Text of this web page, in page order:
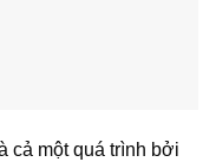
cả một quá trình bởi